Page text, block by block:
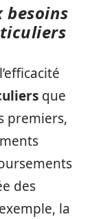
besoins
que
premiers,
des
la